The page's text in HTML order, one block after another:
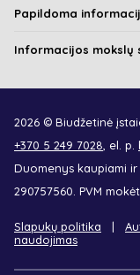
Papildoma
Informacijos mokslų
2026 © Biudžetinė
+370 5 249 7028 , el. p.
Duomenys kaupiami
290757560. PVM
Slapukų politika
naudojimas